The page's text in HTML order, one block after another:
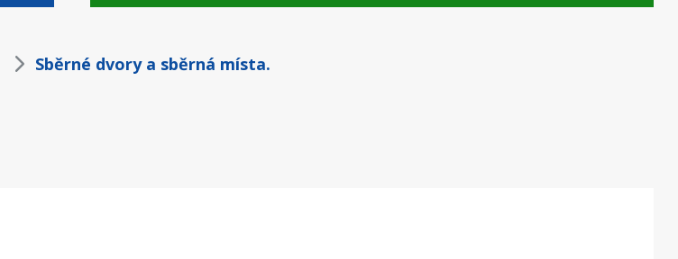
Sběrné dvory a sběrná místa.